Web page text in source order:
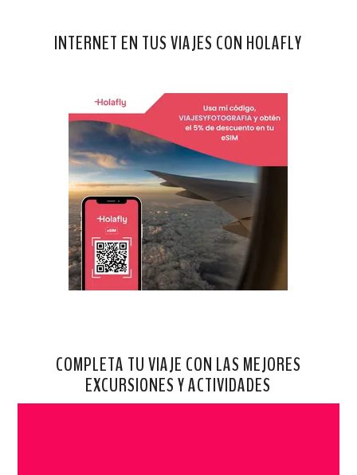
INTERNET EN TUS VIAJES CON HOLAFLY
COMPLETA TU VIAJE CON LAS MEJORES
EXCURSIONES Y ACTIVIDADES